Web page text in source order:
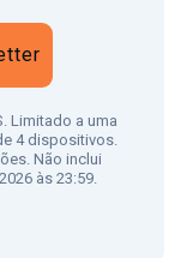
Limitado a uma
4 dispositivos.
Não inclui
às 23:59.